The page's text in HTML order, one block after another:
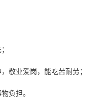
敬业爱岗，能吃苦耐劳；
负担。